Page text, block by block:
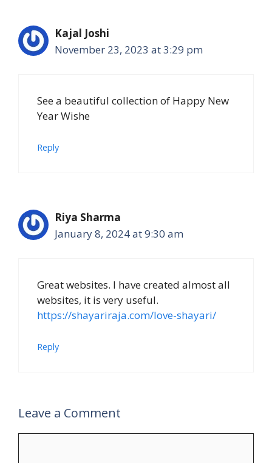
Kajal Joshi
November 23, 2023 at 3:29 pm
See a beautiful collection of Happy New
Year Wishe
Reply
Riya Sharma
January 8, 2024 at 9:30 am
Great websites. I have created almost all
websites, it is very useful.
https://shayariraja.com/love-shayari/
Reply
Leave a Comment